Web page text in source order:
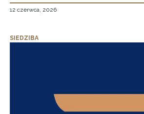
12 czerwca, 2026
SIEDZIBA